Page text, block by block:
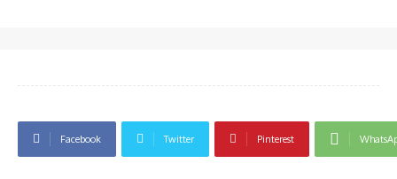
Facebook Twitter Pinterest